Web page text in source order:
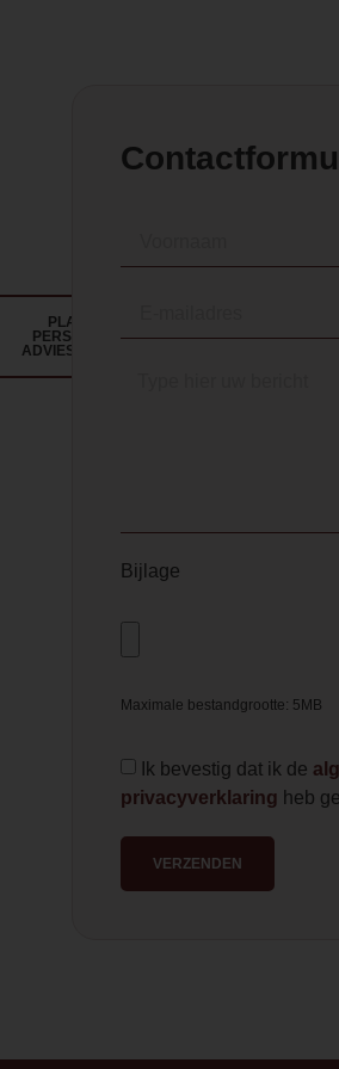
PLAN EEN
PERSOONLIJK
ADVIESGESPREK
Bijlage
Maximale bestandgrootte: 5MB
Ik bevestig dat ik de
privacyverklaring heb
VERZENDEN